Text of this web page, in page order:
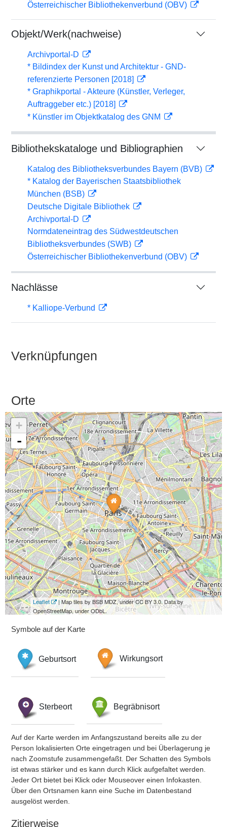
Österreichischer Bibliothekenverbund (OBV)
Objekt/Werk(nachweise)
Archivportal-D
* Bildindex der Kunst und Architektur - GND-
referenzierte Personen [2018]
* Graphikportal - Akteure (Künstler, Verleger,
Auftraggeber etc.) [2018]
* Künstler im Objektkatalog des GNM
Bibliothekskataloge und Bibliographien
Katalog des Bibliotheksverbundes Bayern (BVB)
* Katalog der Bayerischen Staatsbibliothek
München (BSB)
Deutsche Digitale Bibliothek
Archivportal-D
Normdateneintrag des Südwestdeutschen
Bibliotheksverbundes (SWB)
Österreichischer Bibliothekenverbund (OBV)
Nachlässe
* Kalliope-Verbund
Verknüpfungen
Orte
+
-
Leaflet
| Map tiles by BSB MDZ, under CC BY 3.0. Data by
OpenStreetMap, under ODbL.
Symbole auf der Karte
Geburtsort Wirkungsort
Sterbeort Begräbnisort
Auf der Karte werden im Anfangszustand bereits alle zu der
Person lokalisierten Orte eingetragen und bei Überlagerung je
nach Zoomstufe zusammengefaßt. Der Schatten des Symbols
ist etwas stärker und es kann durch Klick aufgefaltet werden.
Jeder Ort bietet bei Klick oder Mouseover einen Infokasten.
Über den Ortsnamen kann eine Suche im Datenbestand
ausgelöst werden.
Zitierweise